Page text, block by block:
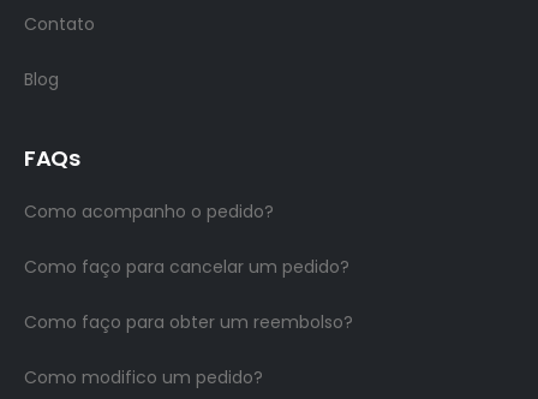
Contato
Blog
FAQs
Como acompanho o pedido?
Como faço para cancelar um pedido?
Como faço para obter um reembolso?
Como modifico um pedido?